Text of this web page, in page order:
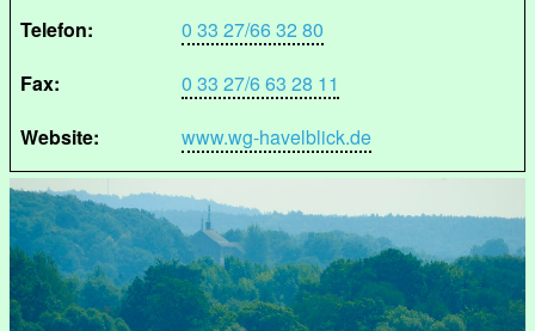
Telefon:
0 33 27/66 32 80
Fax:
0 33 27/6 63 28 11
Website:
www.wg-havelblick.de